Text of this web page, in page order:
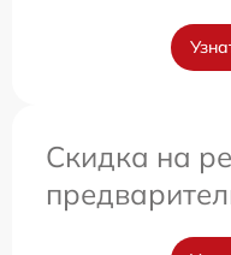
Скидка на